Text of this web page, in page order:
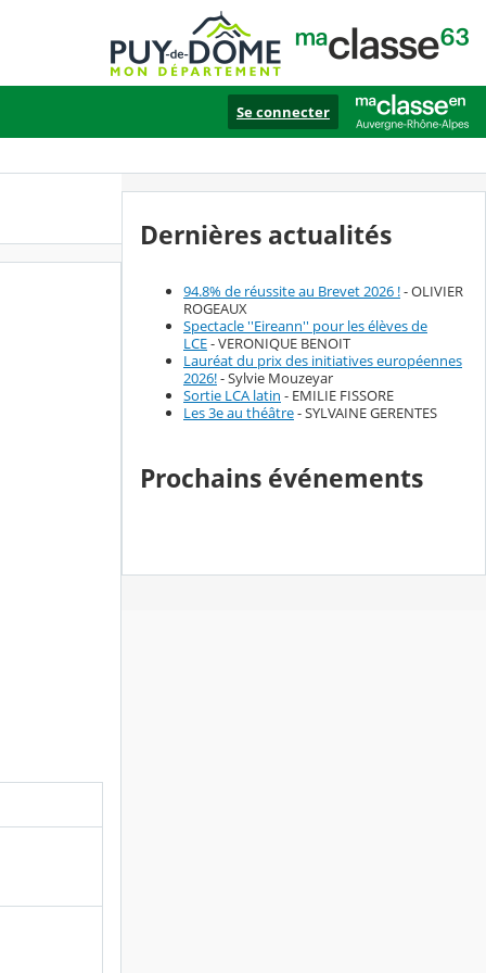
Se connecter
Dernières actualités
94.8% de réussite au Brevet 2026 !- OLIVIER
ROGEAUX
Spectacle ''Eireann'' pour les élèves de
LCE- VERONIQUE BENOIT
Lauréat du prix des initiatives européennes
2026!- Sylvie Mouzeyar
Sortie LCA latin - EMILIE FISSORE
Les 3e au théâtre- SYLVAINE GERENTES
Prochains événements